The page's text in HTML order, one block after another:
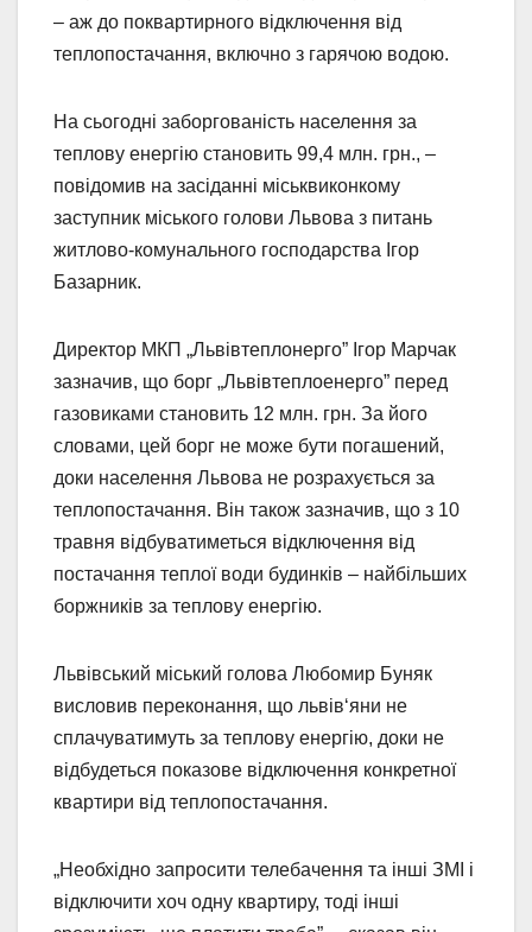
– аж до поквартирного відключення від
теплопостачання, включно з гарячою водою.
На сьогодні заборгованість населення за
теплову енергію становить 99,4 млн. грн., –
повідомив на засіданні міськвиконкому
заступник міського голови Львова з питань
житлово-комунального господарства Ігор
Базарник.
Директор МКП „Львівтеплонерго” Ігор Марчак
зазначив, що борг „Львівтеплоенерго” перед
газовиками становить 12 млн. грн. За його
словами, цей борг не може бути погашений,
доки населення Львова не розрахується за
теплопостачання. Він також зазначив, що з 10
травня відбуватиметься відключення від
постачання теплої води будинків – найбільших
боржників за теплову енергію.
Львівський міський голова Любомир Буняк
висловив переконання, що львів‘яни не
сплачуватимуть за теплову енергію, доки не
відбудеться показове відключення конкретної
квартири від теплопостачання.
„Необхідно запросити телебачення та інші ЗМІ і
відключити хоч одну квартиру, тоді інші